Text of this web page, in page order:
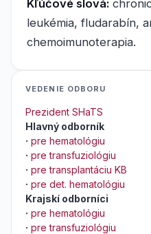
Kľúčové slová:
leukémia, fludarabín,
chemoimunoterapia.
VEDENIE ODBORU
Prezident SHaTS
Hlavný odborník
· pre hematológiu
· pre transfuziológiu
· pre transplantáciu KB
· pre det. hematológiu
Krajskí odborníci
· pre hematológiu
· pre transfuziológiu